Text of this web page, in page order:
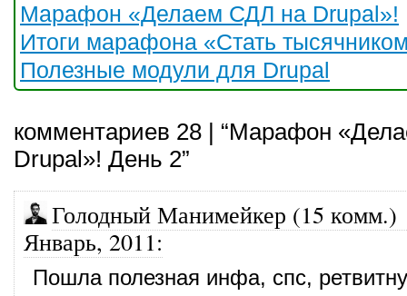
Марафон «Делаем СДЛ на Drupal»!
Итоги марафона «Стать
Полезные модули для Drupal
комментариев 28 | “Марафон
Drupal»! День 2”
Голодный Манимейкер (15 комм.)
Январь, 2011:
Пошла полезная инфа, спс,